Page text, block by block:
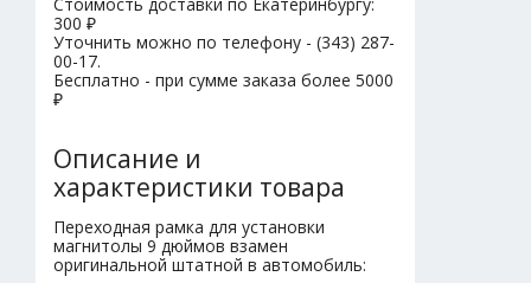
300 ₽
Уточнить можно по телефону - (343) 287-
00-17.
Бесплатно - при сумме заказа более 5000
₽
Описание и
характеристики товара
Переходная рамка для установки
магнитолы 9 дюймов взамен
оригинальной штатной в автомобиль: